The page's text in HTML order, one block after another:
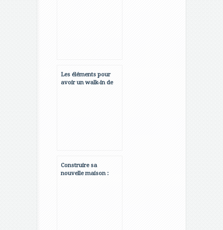
Les éléments pour
avoir un walk-in de
Construire sa
nouvelle maison :